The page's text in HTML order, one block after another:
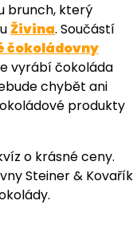
brunch, který
Živina. Součástí
čokoládovny
vyrábí čokoláda
chybět ani
produkty
o krásné ceny.
Steiner & Kovařík